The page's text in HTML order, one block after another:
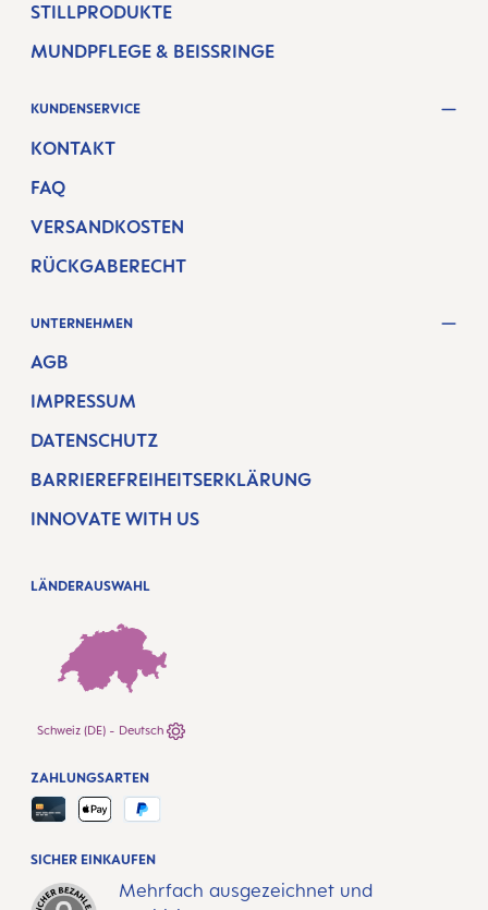
STILLPRODUKTE
MUNDPFLEGE & BEISSRINGE
KUNDENSERVICE
KONTAKT
FAQ
VERSANDKOSTEN
RÜCKGABERECHT
UNTERNEHMEN
AGB
IMPRESSUM
DATENSCHUTZ
BARRIEREFREIHEITSERKLÄRUNG
INNOVATE WITH US
LÄNDERAUSWAHL
Schweiz (DE) - Deutsch
SICHER EINKAUFEN
Mehrfach ausgezeichnet und
ZAHLUNGSARTEN